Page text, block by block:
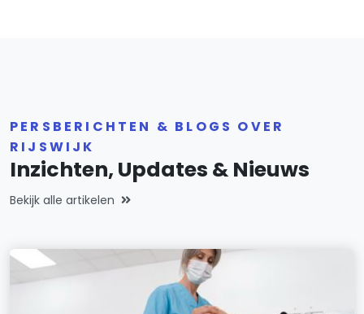
PERSBERICHTEN & BLOGS OVER
RIJSWIJK
Inzichten, Updates & Nieuws
Bekijk alle artikelen